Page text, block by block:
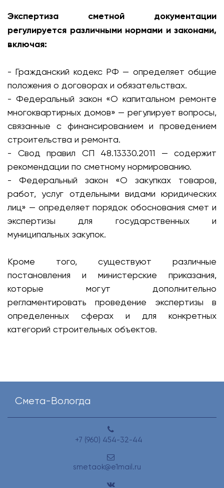
Экспертиза сметной документации
регулируется различными нормами и законами,
включая:
- Гражданский кодекс РФ — определяет общие
положения о договорах и обязательствах.
- Федеральный закон «О капитальном ремонте
многоквартирных домов» — регулирует вопросы,
связанные с финансированием и проведением
строительства и ремонта.
- Свод правил СП 48.13330.2011 — содержит
рекомендации по сметному нормированию.
- Федеральный закон «О закупках товаров,
работ, услуг отдельными видами юридических
лиц» — определяет порядок обоснования смет и
экспертизы для государственных и
муниципальных закупок.
Кроме того, существуют различные
постановления и министерские приказания,
которые могут дополнительно
регламентировать проведение экспертизы в
определенных сферах и для конкретных
категорий строительных объектов.
Смета-Вологда
+7 (960) 454-32-44
smetaok@e1mail.ru